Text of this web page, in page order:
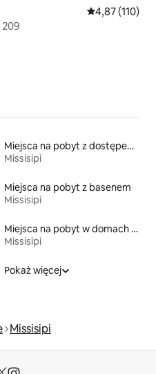
Średnia
4,87 (110)
Miejsca na pobyt z dostępem do jeziora
Missisipi
Miejsca na pobyt z basenem
Missisipi
Miejsca na pobyt w domach przy plaży
Missisipi
Pokaż więcej
Missisipi